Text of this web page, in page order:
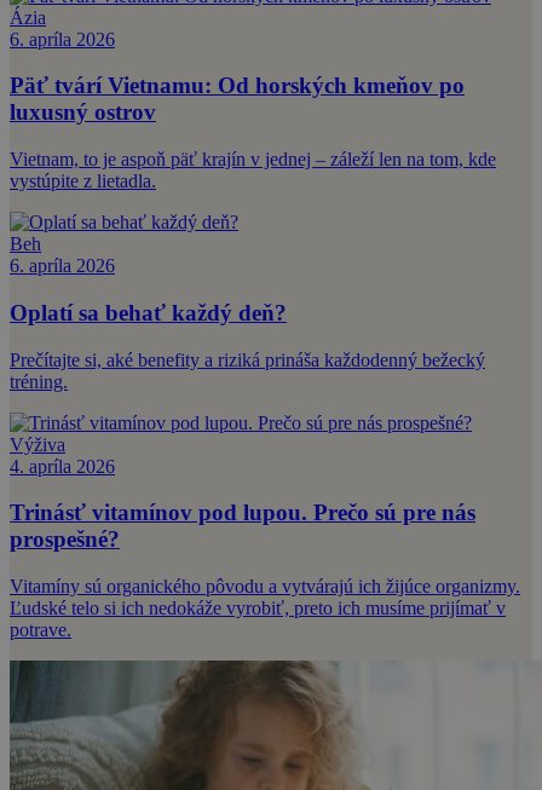
Ázia
6. apríla 2026
Päť tvárí Vietnamu: Od horských kmeňov po
luxusný ostrov
Vietnam, to je aspoň päť krajín v jednej – záleží len na tom, kde
vystúpite z lietadla.
Beh
6. apríla 2026
Oplatí sa behať každý deň?
Prečítajte si, aké benefity a riziká prináša každodenný bežecký
tréning.
Výživa
4. apríla 2026
Trinásť vitamínov pod lupou. Prečo sú pre nás
prospešné?
Vitamíny sú organického pôvodu a vytvárajú ich žijúce organizmy.
Ľudské telo si ich nedokáže vyrobiť, preto ich musíme prijímať v
potrave.